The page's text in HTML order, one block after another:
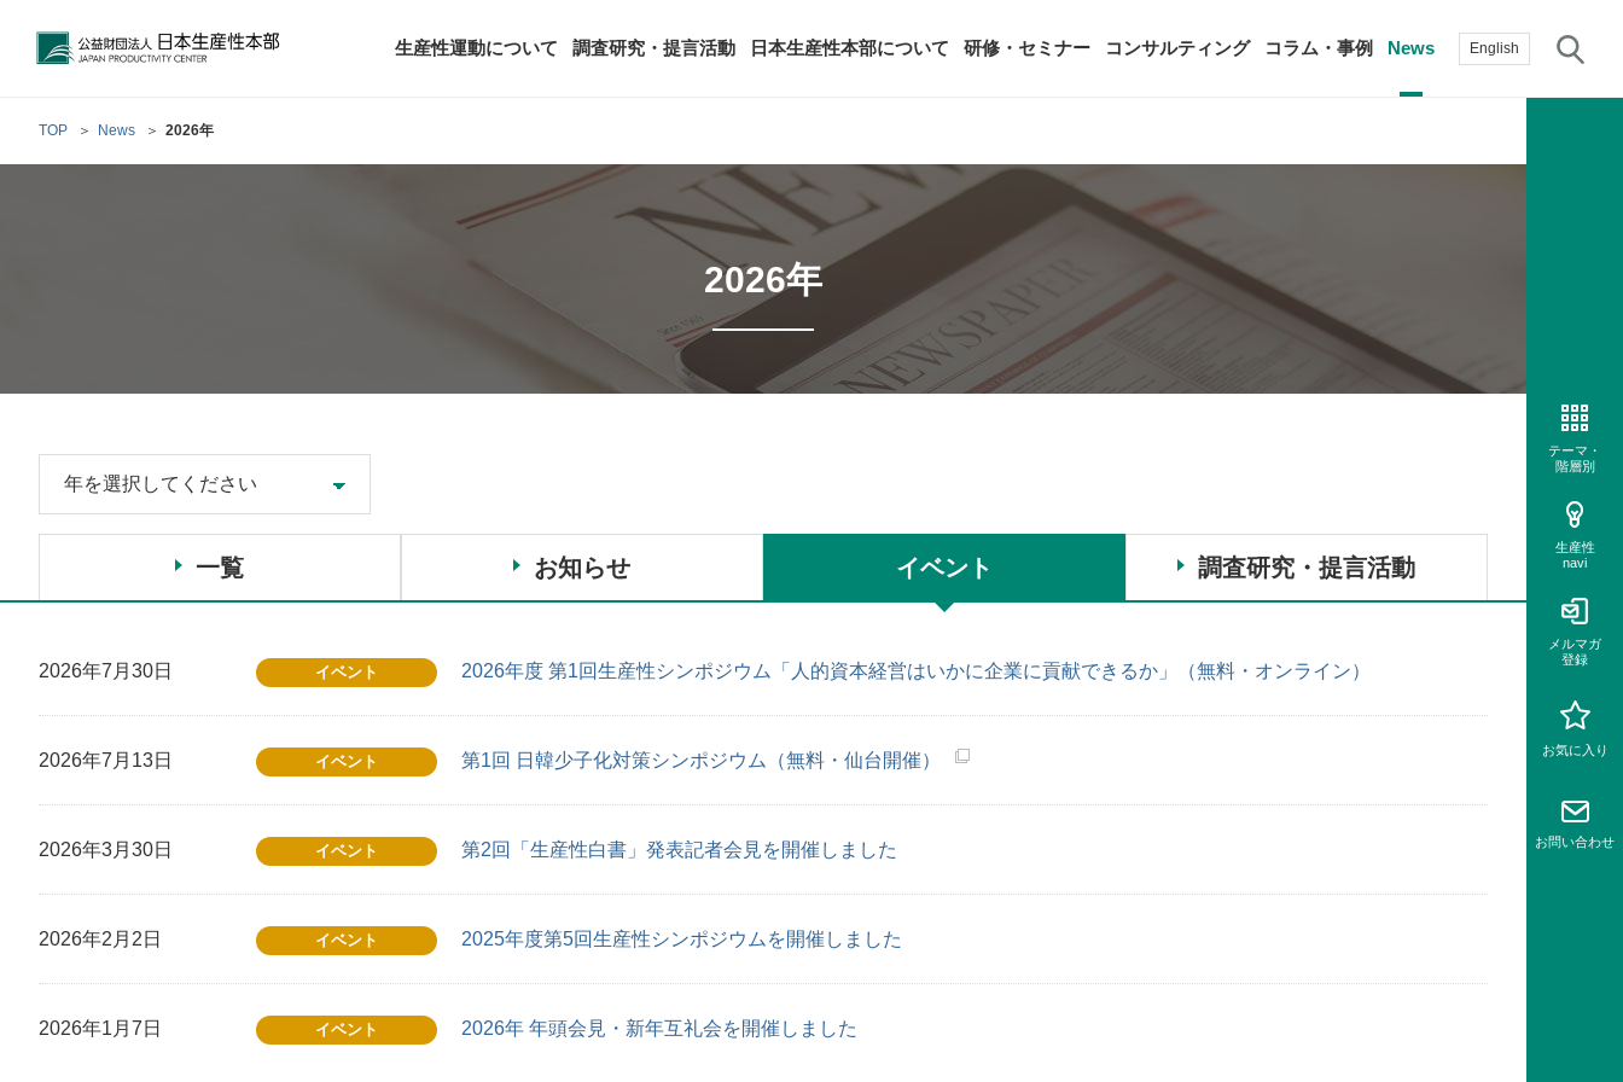
公益財団法人日本生産性本部 English
生産性運動について
調査研究・提言活動 日本生産性本部について 研修・セミナー コンサルティング コラム・事例 News
トップメッセージ 年頭会長所感
生産性シンポジウム
国際連携・国際交流活動
活動組織
過去の活動実績
生産性新聞
綱領・宣言集
働く人のメンタルヘルスに関する調査
顧客満足度調査（JCSI）
レジャー白書
雇用・賃金に関する調査研究・提言
自治体に関する調査研究・提言
その他の調査研究・提言
定款および業務・財務に関する資料
SDGsへの取り組み
日本生産性本部とは
全国の生産性機関
賛助会員
採用情報
来月の研修・セミナー
アーカイブ研修・セミナー
オーダーメイド研修（企業内研修）
参加者の声
主な研修会場地図
経営コンサルティング コンサルタント紹介
経営コンサルタント候補について
TOP News 2026年
2026年
一覧 お知らせ イベント 調査研究・提言活動
2026年7月30日 イベント 2026年度 第1回生産性シンポジウム「人的資本経営はいかに企業に貢献できるか」（無料・オンライン）
2026年7月13日 イベント 第1回 日韓少子化対策シンポジウム（無料・仙台開催）
2026年3月30日 イベント 第2回「生産性白書」発表記者会見を開催しました
2026年2月2日 イベント 2025年度第5回生産性シンポジウムを開催しました
2026年1月7日 イベント 2026年 年頭会見・新年互礼会を開催しました
テーマ・
階層別
生産性
navi
メルマガ
登録
お気に入り
お問い合わせ